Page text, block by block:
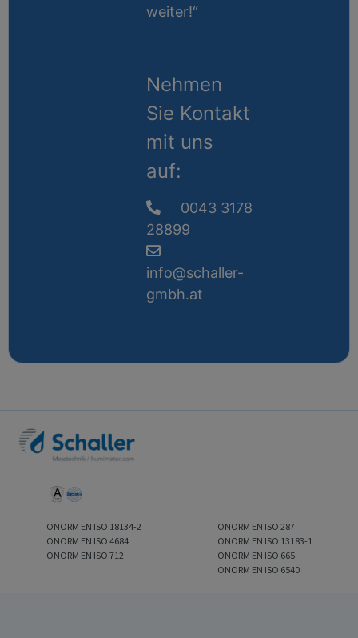
weiter!“
Nehmen
Sie Kontakt
mit uns
auf:
0043 3178
28899
info@schaller-
gmbh.at
ONORM EN ISO 18134-2
ONORM EN ISO 4684
ONORM EN ISO 712
ONORM EN ISO 287
ONORM EN ISO 13183-1
ONORM EN ISO 665
ONORM EN ISO 6540